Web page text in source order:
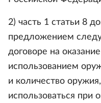
2) часть 1 статьи 8
предложением
договоре на
использованием
и количество
использоваться при